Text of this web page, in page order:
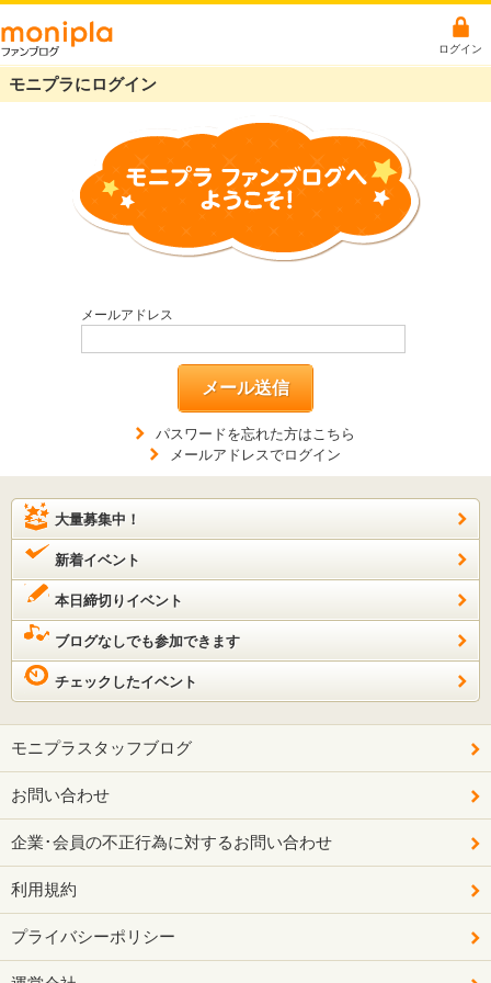
ログイン
モニプラにログイン
メールアドレス
メール送信
パスワードを忘れた方はこちら
メールアドレスでログイン
大量募集中！
新着イベント
本日締切りイベント
ブログなしでも参加できます
チェックしたイベント
モニプラスタッフブログ
お問い合わせ
企業･会員の不正行為に対するお問い合わせ
利用規約
プライバシーポリシー